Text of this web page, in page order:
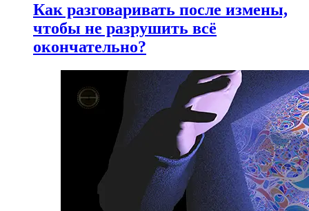
Как разговаривать после измены,
чтобы не разрушить всё
окончательно?